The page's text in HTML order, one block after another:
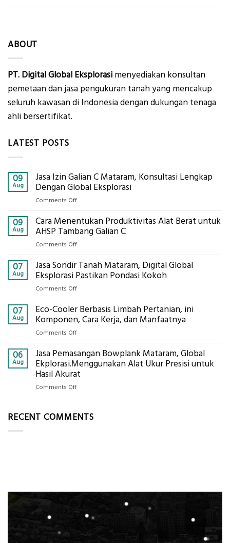
ABOUT
PT. Digital Global Eksplorasi menyediakan konsultan
pemetaan dan jasa pengukuran tanah yang mencakup
seluruh kawasan di Indonesia dengan dukungan tenaga
ahli bersertifikat.
LATEST POSTS
09
Aug
Jasa Izin Galian C Mataram, Konsultasi Lengkap
Dengan Global Eksplorasi
Comments Offon
Izin
Galian
Lengkap
Dengan
Global
09
Aug
Cara Menentukan Produktivitas Alat Berat untuk
AHSP Tambang Galian C
Comments Offon
Menentukan
Produktivitas
AHSP
Tambang
Galian
07
Aug
Jasa Sondir Tanah Mataram, Digital Global
Eksplorasi Pastikan Pondasi Kokoh
Comments Offon
Sondir
Tanah
Eksplorasi
Pastikan
Pondasi
Kokoh
07
Aug
Eco-Cooler Berbasis Limbah Pertanian, ini
Komponen, Cara Kerja, dan Manfaatnya
Comments Offon
Cooler
Berbasis
Limbah
Kerja,
06
Aug
Jasa Pemasangan Bowplank Mataram, Global
Ekplorasi.Menggunakan Alat Ukur Presisi untuk
Hasil Akurat
Comments Offon
Bowplank
Hasil
RECENT COMMENTS